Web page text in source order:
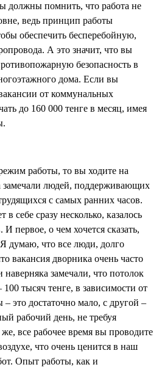
должны помнить, что работа не
ведь принцип работы
обеспечить бесперебойную,
А это значит, что вы
безопасность в
дома. Если вы
от коммунальных
до 160 000 тенге в месяц, имея
работы, то вы ходите на
замечали людей, поддерживающих
с самых ранних часов.
в себе сразу несколько, казалось
первое, о чем хочется сказать,
Я думаю, что все люди, долго
вакансия дворника очень часто
наверняка замечали, что потолок
100 тысяч тенге, в зависимости от
это достаточно мало, с другой –
рабочий день, не требуя
все рабочее время вы проводите
что очень ценится в наш
Опыт работы, как и